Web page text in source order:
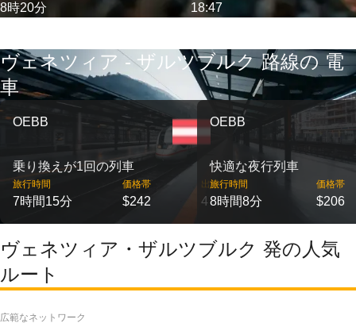
8時20分 18:47
ヴェネツィア - ザルツブルク 路線の 電
車
OEBB
乗り換えが1回の列車
旅行時間
7時間15分
価格帯
$242
出発
4
OEBB
快適な夜行列車
旅行時間
8時間8分
価格帯
$206
ヴェネツィア・ザルツブルク 発の人気
ルート
広範なネットワーク